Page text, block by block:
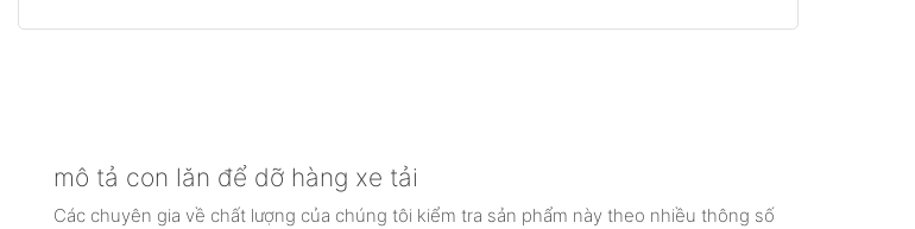
mô tả con lăn để dỡ hàng xe tải
Các chuyên gia về chất lượng của chúng tôi kiểm tra sản phẩm này theo nhiều thông số